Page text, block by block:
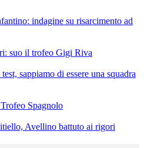
indagine su risarcimento ad
suo il trofeo Gigi Riva
sappiamo di essere una squadra
Spagnolo
Avellino battuto ai rigori